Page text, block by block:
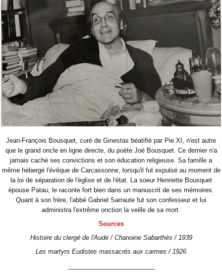
Jean-François Bousquet, curé de Ginestas béatifié par Pie XI, n'est autre
que le grand oncle en ligne directe, du poète Joë Bousquet. Ce dernier n'a
jamais caché ses convictions et son éducation religieuse. Sa famille a
même hébergé l'évêque de Carcassonne, lorsqu'il fut expulsé au moment de
la loi de séparation de l'église et de l'état. La soeur Henriette Bousquet
épouse Patau, le raconte fort bien dans un manuscrit de ses mémoires.
Quant à son frère, l'abbé Gabriel Sarraute fut son confesseur et lui
administra l'extrême onction la veille de sa mort.
Sources
Histoire du clergé de l'Aude / Chanoine Sabarthès / 1939
Les martyrs Eudistes massacrés aux carmes / 1926